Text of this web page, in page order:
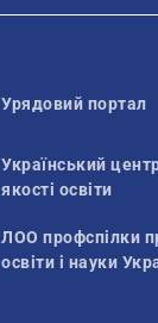
Урядовий портал
Український
якості освіти
ЛОО профспілки
освіти і науки